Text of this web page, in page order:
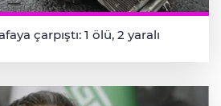
çarpıştı: 1 ölü, 2 yaralı